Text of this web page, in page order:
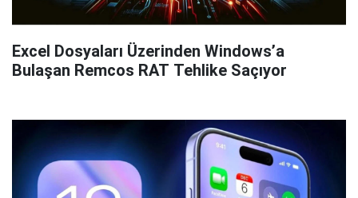
Excel Dosyaları Üzerinden Windows’a
Bulaşan Remcos RAT Tehlike Saçıyor